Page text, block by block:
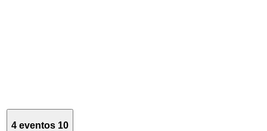
4 eventos 10